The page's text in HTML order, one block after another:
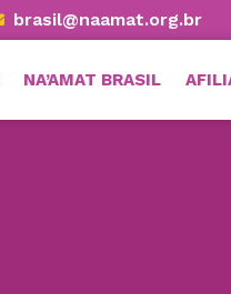
brasil@naamat.org.br
NA’AMAT BRASIL